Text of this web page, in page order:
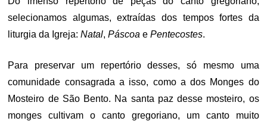
selecionamos algumas, extraídas dos tempos fortes da
liturgia da Igreja:Natal, Páscoae Pentecostes.
Para preservar um repertório desses, só mesmo uma
comunidade consagrada a isso, como a dos Monges do
Mosteiro de São Bento. Na santa paz desse mosteiro, os
monges cultivam o canto gregoriano, um canto muito